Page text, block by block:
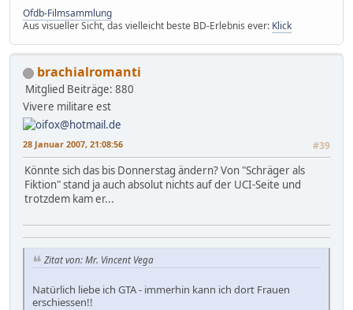
Ofdb-Filmsammlung
Aus visueller Sicht, das vielleicht beste BD-Erlebnis ever: Klick
brachialromanti
Mitglied Beiträge: 880
Vivere militare est
28 Januar 2007, 21:08:56 #39
Könnte sich das bis Donnerstag ändern? Von "Schräger als
Fiktion" stand ja auch absolut nichts auf der UCI-Seite und
trotzdem kam er...
Zitat von: Mr. Vincent Vega
Natürlich liebe ich GTA - immerhin kann ich dort Frauen
erschiessen!!